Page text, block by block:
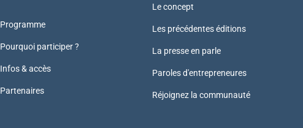
Programme
Pourquoi participer ?
Infos & accès
Partenaires
Le concept
Les précédentes éditions
La presse en parle
Paroles d'entrepreneures
Réjoignez la communauté